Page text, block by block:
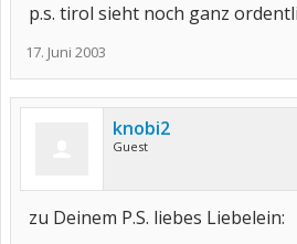
p.s. tirol sieht noch ganz
17. Juni 2003
knobi2
Guest
zu Deinem P.S. liebes Liebelein: